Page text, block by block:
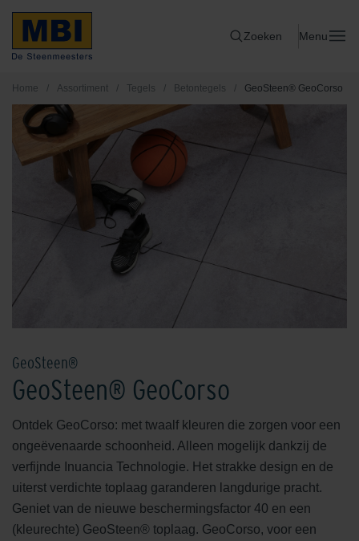
Zoeken Menu
Home / Assortiment / Tegels / Betontegels / GeoSteen® GeoCorso
GeoSteen®
GeoSteen® GeoCorso
Ontdek GeoCorso: met twaalf kleuren die zorgen voor een
ongeëvenaarde schoonheid. Alleen mogelijk dankzij de
verfijnde Inuancia Technologie. Het strakke design en de
uiterst verdichte toplaag garanderen langdurige pracht.
Geniet van de nieuwe beschermingsfactor 40 en een
(kleurechte) GeoSteen® toplaag. GeoCorso, voor een